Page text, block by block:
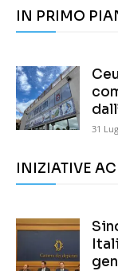
IN PRIMO
31
INIZIATIVE